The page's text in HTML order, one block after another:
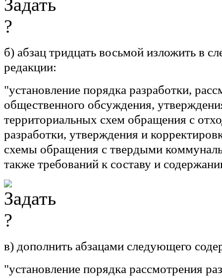
б) абзац тридцать восьмой изложить в
редакции:
"установление порядка разработки,
общественного обсуждения,
территориальных схем обращения с
разработки, утверждения и
схемы обращения с твердыми
также требований к составу и
в) дополнить абзацами следующего
"установление порядка рассмотрения